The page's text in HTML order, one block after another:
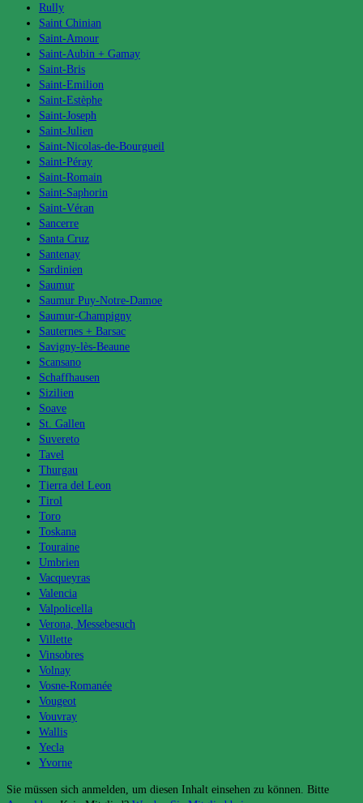
Rully
Saint Chinian
Saint-Amour
Saint-Aubin + Gamay
Saint-Bris
Saint-Emilion
Saint-Estèphe
Saint-Joseph
Saint-Julien
Saint-Nicolas-de-Bourgueil
Saint-Péray
Saint-Romain
Saint-Saphorin
Saint-Véran
Sancerre
Santa Cruz
Santenay
Sardinien
Saumur
Saumur Puy-Notre-Damoe
Saumur-Champigny
Sauternes + Barsac
Savigny-lès-Beaune
Scansano
Schaffhausen
Sizilien
Soave
St. Gallen
Suvereto
Tavel
Thurgau
Tierra del Leon
Tirol
Toro
Toskana
Touraine
Umbrien
Vacqueyras
Valencia
Valpolicella
Verona, Messebesuch
Villette
Vinsobres
Volnay
Vosne-Romanée
Vougeot
Vouvray
Wallis
Yecla
Yvorne
Sie müssen sich anmelden, um diesen Inhalt einsehen zu können. Bitte